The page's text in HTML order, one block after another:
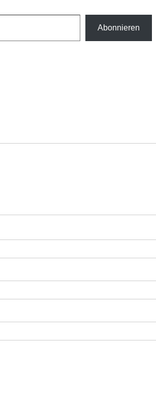
Abonnieren